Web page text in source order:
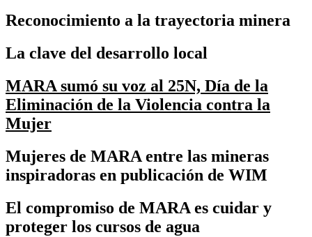
Reconocimiento a la trayectoria minera
La clave del desarrollo local
MARA sumó su voz al 25N, Día de la
Eliminación de la Violencia contra la
Mujer
Mujeres de MARA entre las mineras
inspiradoras en publicación de WIM
El compromiso de MARA es cuidar y
proteger los cursos de agua